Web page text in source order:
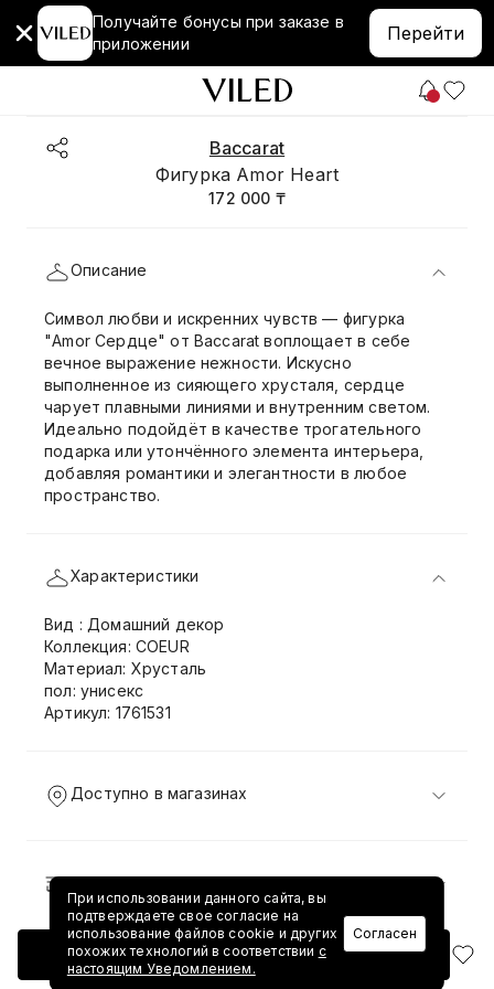
Получайте бонусы при заказе в
приложении
Перейти
Baccarat
Фигурка Amor Heart
172 000 ₸
Добавить в корзину
Описание
Символ любви и искренних чувств — фигурка
"Amor Сердце" от Baccarat воплощает в себе
вечное выражение нежности. Искусно
выполненное из сияющего хрусталя, сердце
чарует плавными линиями и внутренним светом.
Идеально подойдёт в качестве трогательного
подарка или утончённого элемента интерьера,
добавляя романтики и элегантности в любое
пространство.
Характеристики
Вид : Домашний декор
Коллекция: COEUR
Материал: Хрусталь
пол: унисекс
Артикул: 1761531
Доступно в магазинах
Доставка и возврат
При использовании данного сайта, вы
подтверждаете свое согласие на
использование файлов cookie и других
похожих технологий в соответствии с
настоящим Уведомлением.
Согласен